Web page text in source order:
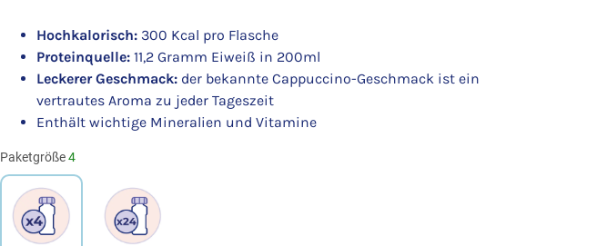
Hochkalorisch: 300 Kcal pro Flasche
Proteinquelle: 11,2 Gramm Eiweiß in 200ml
Leckerer Geschmack: der bekannte Cappuccino-Geschmack ist ein
vertrautes Aroma zu jeder Tageszeit
Enthält wichtige Mineralien und Vitamine
Paketgröße4